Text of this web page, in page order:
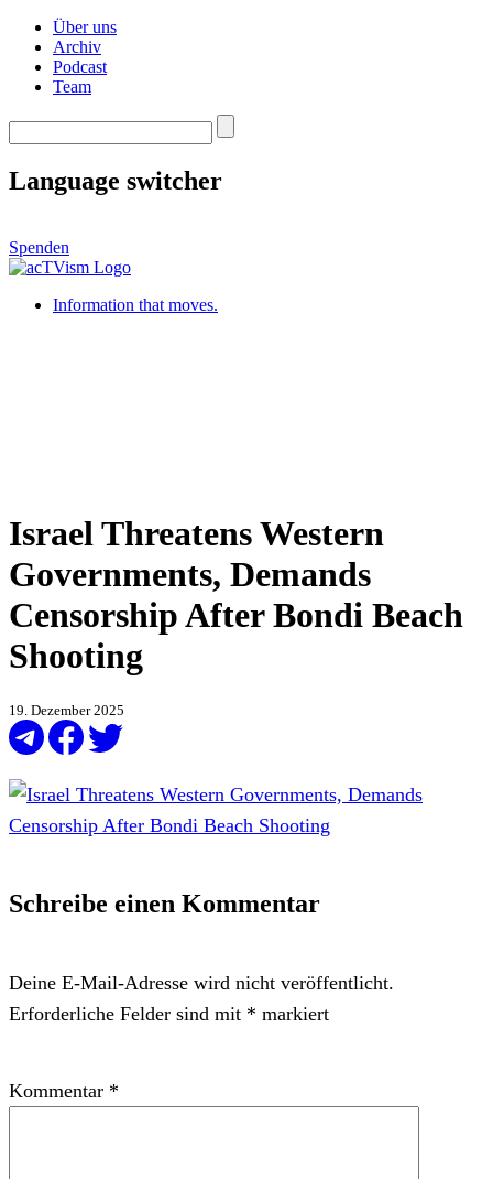
Über uns
Archiv
Podcast
Team
Language switcher
Spenden
Information that moves.
Israel Threatens Western
Governments, Demands
Censorship After Bondi Beach
Shooting
19. Dezember 2025
Schreibe einen Kommentar
Deine E-Mail-Adresse wird nicht veröffentlicht.
Erforderliche Felder sind mit * markiert
Kommentar *